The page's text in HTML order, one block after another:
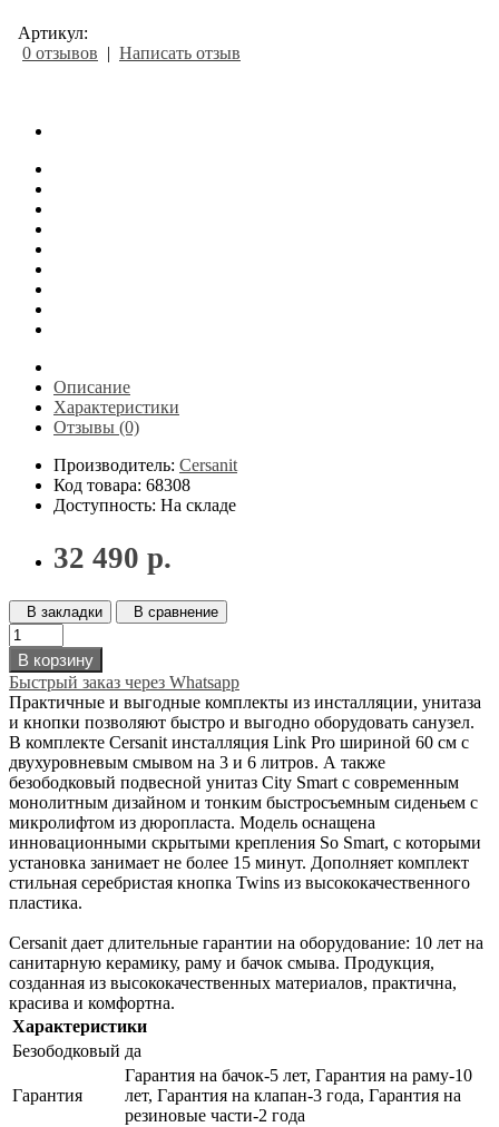
Артикул:
0 отзывов | Написать отзыв
Описание
Характеристики
Отзывы (0)
Производитель: Cersanit
Код товара: 68308
Доступность: На складе
32 490 р.
В закладки В сравнение
В корзину
Быстрый заказ через Whatsapp
Практичные и выгодные комплекты из инсталляции, унитаза
и кнопки позволяют быстро и выгодно оборудовать санузел.
В комплекте Cersanit инсталляция Link Pro шириной 60 см с
двухуровневым смывом на 3 и 6 литров. А также
безободковый подвесной унитаз City Smart с современным
монолитным дизайном и тонким быстросъемным сиденьем с
микролифтом из дюропласта. Модель оснащена
инновационными скрытыми крепления So Smart, с которыми
установка занимает не более 15 минут. Дополняет комплект
стильная серебристая кнопка Twins из высококачественного
пластика.
Cersanit дает длительные гарантии на оборудование: 10 лет на
санитарную керамику, раму и бачок смыва. Продукция,
созданная из высококачественных материалов, практична,
красива и комфортна.
Характеристики
Безободковый да
Гарантия
Гарантия на бачок-5 лет, Гарантия на раму-10
лет, Гарантия на клапан-3 года, Гарантия на
резиновые части-2 года